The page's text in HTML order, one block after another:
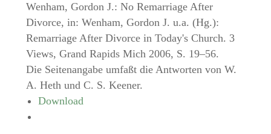
Wenham, Gordon J.: No Remarriage After
Divorce, in: Wenham, Gordon J. u.a. (Hg.):
Remarriage After Divorce in Today's Church. 3
Views, Grand Rapids Mich 2006, S. 19–56.
Die Seitenangabe umfaßt die Antworten von W.
A. Heth und C. S. Keener.
Download